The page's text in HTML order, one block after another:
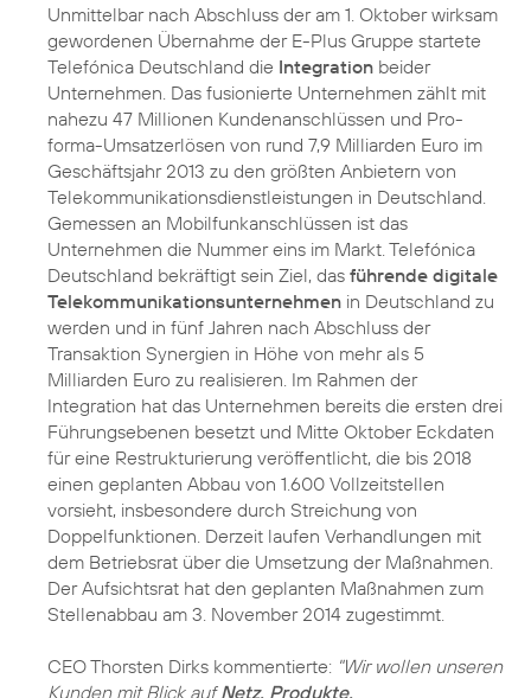
Unmittelbar nach Abschluss der am 1. Oktober wirksam
gewordenen Übernahme der E-Plus Gruppe startete
Telefónica Deutschland die Integration beider
Unternehmen. Das fusionierte Unternehmen zählt mit
nahezu 47 Millionen Kundenanschlüssen und Pro-
forma-Umsatzerlösen von rund 7,9 Milliarden Euro im
Geschäftsjahr 2013 zu den größten Anbietern von
Telekommunikationsdienstleistungen in Deutschland.
Gemessen an Mobilfunkanschlüssen ist das
Unternehmen die Nummer eins im Markt. Telefónica
Deutschland bekräftigt sein Ziel, das führende digitale
Telekommunikationsunternehmen in Deutschland zu
werden und in fünf Jahren nach Abschluss der
Transaktion Synergien in Höhe von mehr als 5
Milliarden Euro zu realisieren. Im Rahmen der
Integration hat das Unternehmen bereits die ersten drei
Führungsebenen besetzt und Mitte Oktober Eckdaten
für eine Restrukturierung veröffentlicht, die bis 2018
einen geplanten Abbau von 1.600 Vollzeitstellen
vorsieht, insbesondere durch Streichung von
Doppelfunktionen. Derzeit laufen Verhandlungen mit
dem Betriebsrat über die Umsetzung der Maßnahmen.
Der Aufsichtsrat hat den geplanten Maßnahmen zum
Stellenabbau am 3. November 2014 zugestimmt.
CEO Thorsten Dirks kommentierte: "Wir wollen unseren
Kunden mit Blick aufNetz, Produkte,